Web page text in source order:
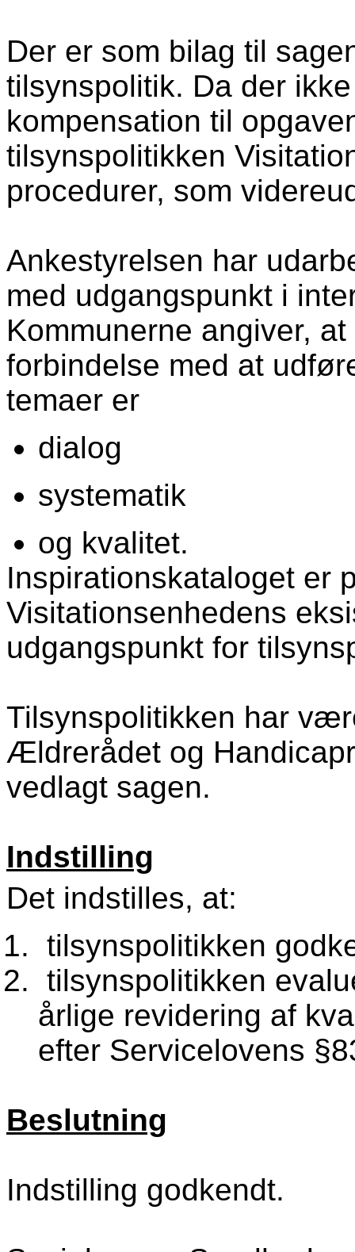
Der er som bilag til
tilsynspolitik. Da der
kompensation til
tilsynspolitikken
procedurer, som
Ankestyrelsen har
med udgangspunkt i
Kommunerne angiver,
forbindelse med at
temaer er
dialog
systematik
og kvalitet.
Inspirationskataloget er
Visitationsenhedens
udgangspunkt for
Tilsynspolitikken har
Ældrerådet og
vedlagt sagen.
Indstilling
Det indstilles, at:
tilsynspolitikken
tilsynspolitikken
årlige revidering af
efter Servicelovens
Beslutning
Indstilling godkendt.